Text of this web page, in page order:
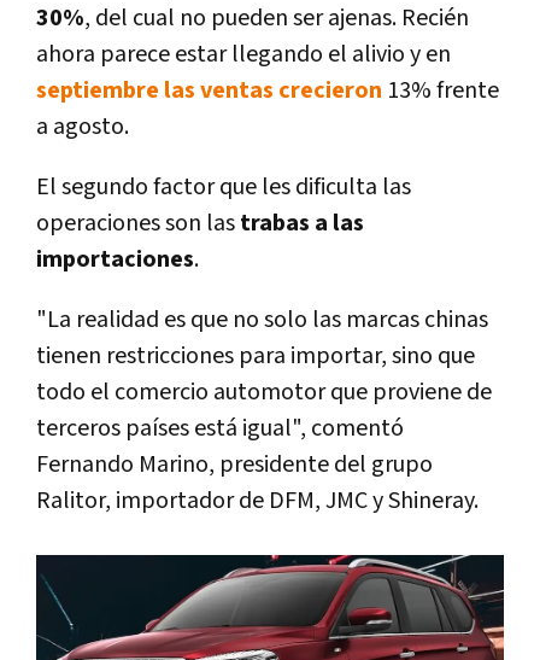
30%, del cual no pueden ser ajenas. Recién
ahora parece estar llegando el alivio y en
septiembre las ventas crecieron 13% frente
a agosto.
El segundo factor que les dificulta las
operaciones son lastrabas a las
importaciones.
"La realidad es que no solo las marcas chinas
tienen restricciones para importar, sino que
todo el comercio automotor que proviene de
terceros países está igual", comentó
Fernando Marino, presidente del grupo
Ralitor, importador de DFM, JMC y Shineray.